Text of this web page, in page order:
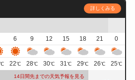
詳しくみる
6 9 12 15 18 21
0
℃ 22℃ 28℃ 30℃ 31℃ 29℃ 26℃ 25℃
14日間先までの天気予報を見る